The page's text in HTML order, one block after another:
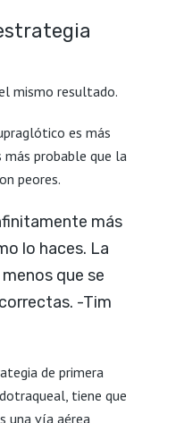
mismo resultado.
es más
probable que la
peores.
más
lo haces. La
que se
-Tim
de primera
tiene que
una vía aérea